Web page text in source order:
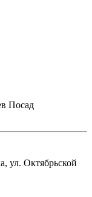
Посад
ул. Октябрьской